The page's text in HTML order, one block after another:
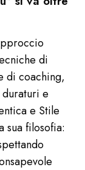
di
di coaching,
e
e Stile
sua filosofia: